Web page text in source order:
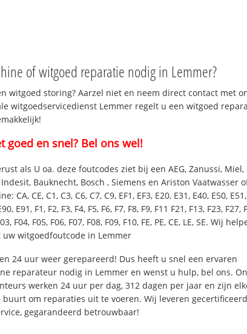
of witgoed reparatie nodig in Lemmer?
witgoed storing? Aarzel niet en neem direct contact met
witgoedservicedienst Lemmer regelt u een witgoed
goed en snel? Bel ons wel!
als U oa. deze foutcodes ziet bij een AEG, Zanussi, Miel,
Bauknecht, Bosch , Siemens en Ariston Vaatwasser
CA, CE, C1, C3, C6, C7, C9, EF1, EF3, E20, E31, E40, E50,
E91, F1, F2, F3, F4, F5, F6, F7, F8, F9, F11 F21, F13, F23, F27,
F04, F05, F06, F07, F08, F09, F10, FE, PE, CE, LE, SE. Wij
uw witgoedfoutcode in Lemmer
24 uur weer gerepareerd! Dus heeft u snel een ervaren
reparateur nodig in Lemmer en wenst u hulp, bel ons.
werken 24 uur per dag, 312 dagen per jaar en zijn
om reparaties uit te voeren. Wij leveren
gegarandeerd betrouwbaar!